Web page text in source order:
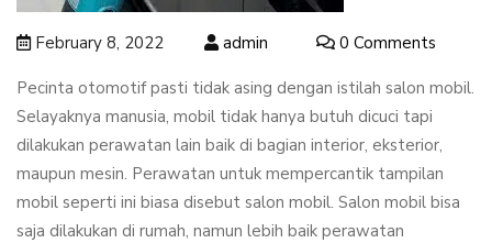
February 8, 2022 admin 0 Comments
Pecinta otomotif pasti tidak asing dengan istilah salon mobil.
Selayaknya manusia, mobil tidak hanya butuh dicuci tapi
dilakukan perawatan lain baik di bagian interior, eksterior,
maupun mesin. Perawatan untuk mempercantik tampilan
mobil seperti ini biasa disebut salon mobil. Salon mobil bisa
saja dilakukan di rumah, namun lebih baik perawatan